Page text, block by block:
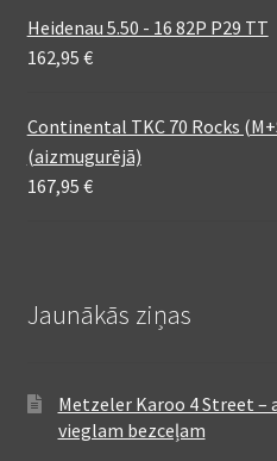
Heidenau 5.50 - 16 82P P29 TT
162,95 €
Continental TKC 70 Rocks
(aizmugurējā)
167,95 €
Jaunākās ziņas
Metzeler Karoo 4 Street –
vieglam bezceļam